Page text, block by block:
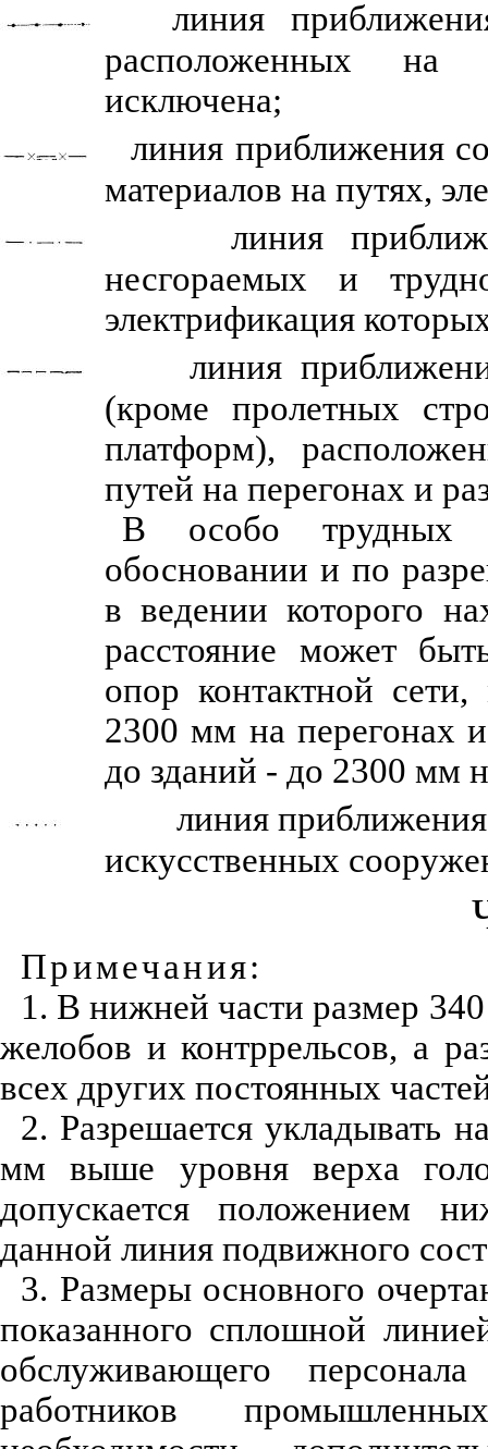
линия
расположенных на
исключена;
линия приближения
материалов на путях,
линия
несгораемых и
электрификация
линия
(кроме пролетных
платформ),
путей на перегонах и
В особо трудных
обосновании и по
в ведении которого
расстояние может
опор контактной
2300 мм на перегонах
до зданий - до 2300 мм
линия
искусственных
Примечания:
1. В нижней части размер
желобов и контррельсов, а
всех других постоянных
2. Разрешается укладывать
мм выше уровня верха
допускается положением
данной линия подвижного
3. Размеры основного
показанного сплошной
обслуживающего
работников